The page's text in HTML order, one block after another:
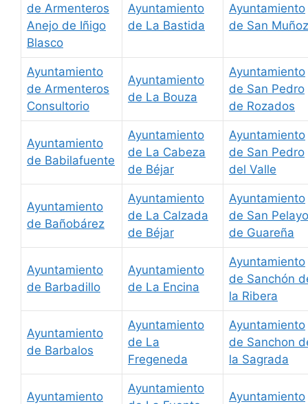
de Armenteros
Anejo de Iñigo
Blasco
Ayuntamiento
de La Bastida
Ayuntamiento
de San Muñoz
Ayuntamiento
de Armenteros
Consultorio
Ayuntamiento
de La Bouza
Ayuntamiento
de San Pedro
de Rozados
Ayuntamiento
de Babilafuente
Ayuntamiento
de La Cabeza
de Béjar
Ayuntamiento
de San Pedro
del Valle
Ayuntamiento
de Bañobárez
Ayuntamiento
de La Calzada
de Béjar
Ayuntamiento
de San Pelayo
de Guareña
Ayuntamiento
de Barbadillo
Ayuntamiento
de La Encina
Ayuntamiento
de Sanchón
la Ribera
Ayuntamiento
de Barbalos
Ayuntamiento
de La
Fregeneda
Ayuntamiento
de Sanchon
la Sagrada
Ayuntamiento
Ayuntamiento
Ayuntamiento